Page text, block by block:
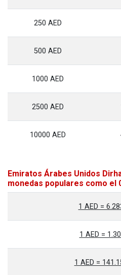
250 AED
500 AED
1000 AED
2500 AED
10000 AED
Emiratos Árabes Unidos
monedas populares como el
1 AED =
1 AED =
1 AED =